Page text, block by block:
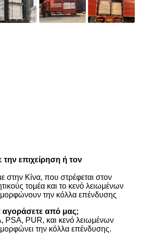
επιχείρηση ή τον
στην Κίνα, που στρέφεται στον
τομέα και το κενό λειωμένων
την κόλλα επένδυσης
αγοράσετε από μας;
PSA, PUR, και κενό λειωμένων
την κόλλα επένδυσης.